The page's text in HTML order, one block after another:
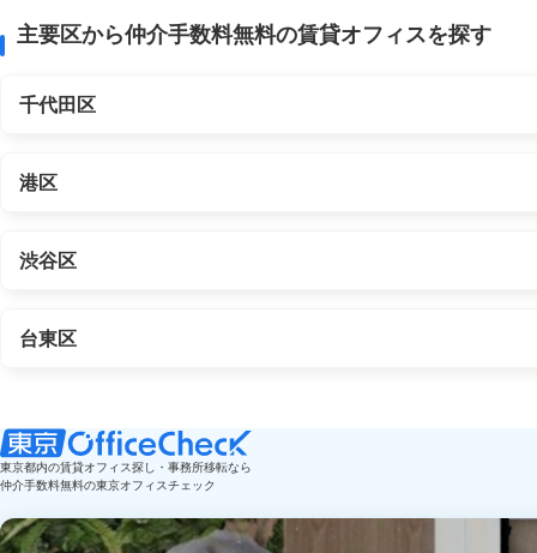
主要区から仲介手数料無料の賃貸オフィスを探す
千代田区
港区
渋谷区
台東区
東京都内の賃貸オフィス探し・事務所移転なら
仲介手数料無料の東京オフィスチェック